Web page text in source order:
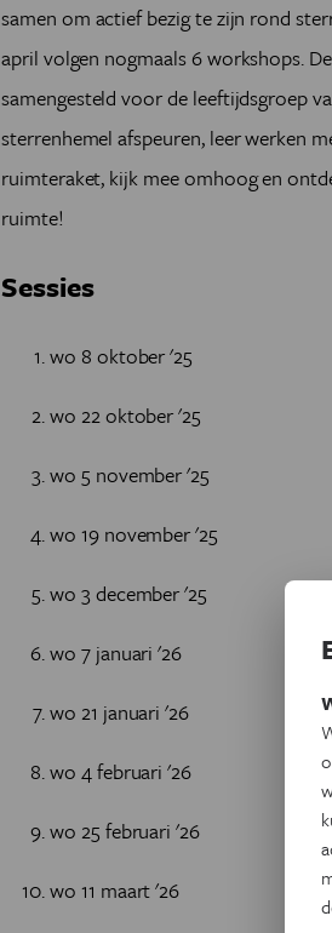
samen om actief bezig te zijn rond
april volgen nogmaals 6 workshops.
samengesteld voor de leeftijdsgroep
sterrenhemel afspeuren, leer werken
ruimteraket, kijk mee omhoog en
ruimte!
Sessies
wo 8 oktober '25
wo 22 oktober '25
wo 5 november '25
wo 19 november '25
wo 3 december '25
wo 7 januari '26
wo 21 januari '26
wo 4 februari '26
wo 25 februari '26
wo 11 maart '26